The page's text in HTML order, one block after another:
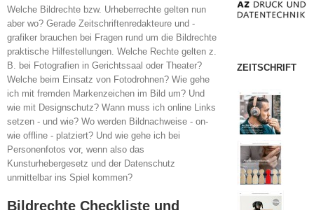
Welche Bildrechte bzw. Urheberrechte gelten nun
aber wo? Gerade Zeitschriftenredakteure und -
grafiker brauchen bei Fragen rund um die Bildrechte
praktische Hilfestellungen. Welche Rechte gelten z.
B. bei Fotografien in Gerichtssaal oder Theater?
Welche beim Einsatz von Fotodrohnen? Wie gehe
ich mit fremden Markenzeichen im Bild um? Und
wie mit Designschutz? Wann muss ich online Links
setzen - und wie? Wo werden Bildnachweise - on-
wie offline - platziert? Und wie gehe ich bei
Personenfotos vor, wenn also das
Kunsturhebergesetz und der Datenschutz
unmittelbar ins Spiel kommen?
Bildrechte Checkliste und
ZEITSCHRIFT